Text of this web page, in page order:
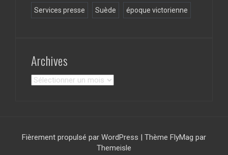
Services presse Suède époque victorienne
Archives
Archives
Fièrement propulsé par WordPress | Thème FlyMag par
Themeisle